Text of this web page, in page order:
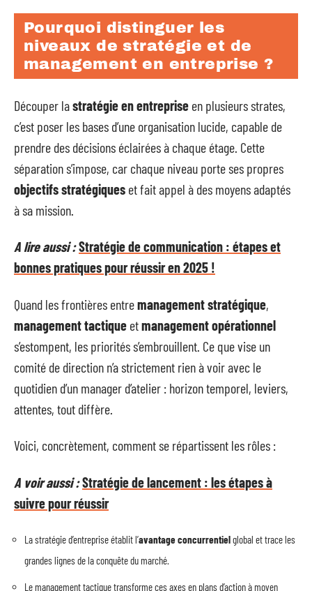
Pourquoi distinguer les
niveaux de stratégie et de
management en entreprise ?
Découper lastratégie en entreprise en plusieurs strates,
c’est poser les bases d’une organisation lucide, capable de
prendre des décisions éclairées à chaque étage. Cette
séparation s’impose, car chaque niveau porte ses propres
objectifs stratégiques et fait appel à des moyens adaptés
à sa mission.
A lire aussi :Stratégie de communication : étapes et
bonnes pratiques pour réussir en 2025 !
Quand les frontières entremanagement stratégique,
management tactique etmanagement opérationnel
s’estompent, les priorités s’embrouillent. Ce que vise un
comité de direction n’a strictement rien à voir avec le
quotidien d’un manager d’atelier : horizon temporel, leviers,
attentes, tout diffère.
Voici, concrètement, comment se répartissent les rôles :
A voir aussi :Stratégie de lancement : les étapes à
suivre pour réussir
La stratégie d’entreprise établit l’avantage concurrentielglobal et trace les
grandes lignes de la conquête du marché.
Le management tactique transforme ces axes en plans d’action à moyen